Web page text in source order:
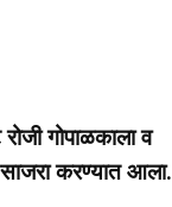
गोपाळकाला व
साजरा करण्यात आला.